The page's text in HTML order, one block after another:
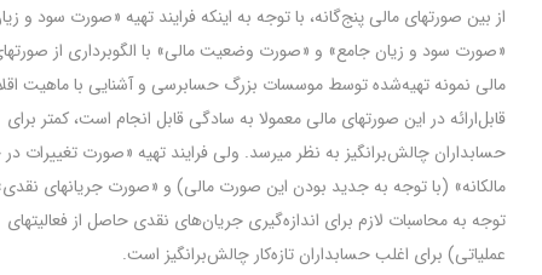
بین صورتهای مالی پنج‌گانه، با توجه به اینکه فرایند تهیه «صورت سود و زیان»،
سود و زیان جامع» و «صورت وضعیت مالی» با الگوبرداری از صورتهای
نمونه تهیه‌شده توسط موسسات بزرگ حسابرسی و آشنایی با ماهیت اقلام
در این صورتهای مالی معمولا به سادگی قابل انجام است، کمتر برای
چالش‌برانگیز به نظر میرسد. ولی فرایند تهیه «صورت تغییرات در حقوق
(با توجه به جدید بودن این صورت مالی) و «صورت جریانهای نقدی» (با
به محاسبات لازم برای اندازه‌گیری جریان‌های نقدی حاصل از فعالیتهای
برای اغلب حسابداران تازه‌کار چالش‌برانگیز است.